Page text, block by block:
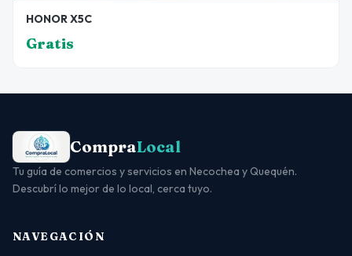
HONOR X5C
Gratis
CompraLocal
Tu guía de comercios y servicios en Necochea y Quequén.
Descubrí lo mejor de lo local, cerca tuyo.
NAVEGACIÓN